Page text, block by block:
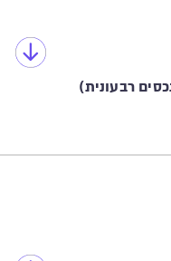
רבעונית)